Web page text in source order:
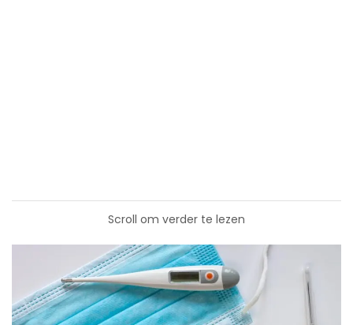
Scroll om verder te lezen